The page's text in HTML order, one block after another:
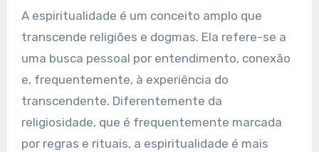
A espiritualidade é um conceito amplo que
transcende religiões e dogmas. Ela refere-se a
uma busca pessoal por entendimento, conexão
e, frequentemente, à experiência do
transcendente. Diferentemente da
religiosidade, que é frequentemente marcada
por regras e rituais, a espiritualidade é mais